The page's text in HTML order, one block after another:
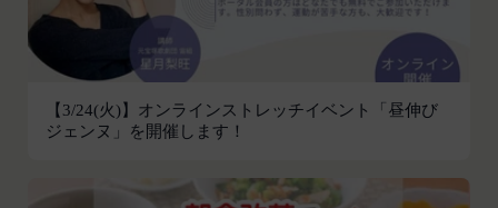
【3/24(火)】オンラインストレッチイベント「昼伸び
ジェンヌ」を開催します！
す。
お客様がご自身に関する情報の取得を望まれない場
合は、ブラウザや携帯端末の設定により、クッキー
の受け取りを拒否することも可能です。なお、クッ
キーの受け取りを拒否された場合、当社のサービス
の一部がご利用できなくなることがあります。
当社は、お客様情報への不正なアクセスや漏洩等を
し、本規約変更の効力発生日前に、第11条に定め
る方法により通知するものとします。ただし、文言
の修正等、会員に不利益を与えるものではない軽微
な変更の場合には、当該通知を省略することができ
ます。
った場合、会員は本規約の変更に同意したものとみ